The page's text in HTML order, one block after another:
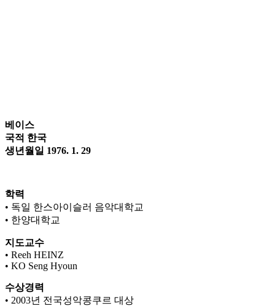
베이스
국적 한국
생년월일 1976. 1. 29
학력
• 독일 한스아이슬러 음악대학교
• 한양대학교
지도교수
• Reeh HEINZ
• KO Seng Hyoun
수상경력
• 2003년 전국성악콩쿠르 대상